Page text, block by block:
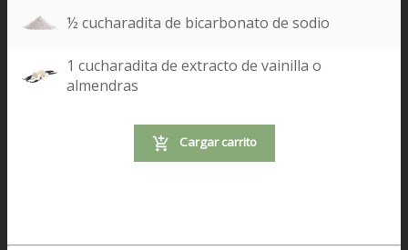
½ cucharadita de bicarbonato de sodio
1 cucharadita de extracto de vainilla o
almendras
Cargar carrito